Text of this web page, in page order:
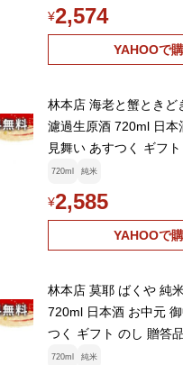
¥2,574
YAHOOで
林本店 海老と蟹ときど
濾過生原酒 720ml 日本
見舞い あすつく ギフ
お酒
720ml 純米
¥2,585
YAHOOで
林本店 莫耶 ばくや 純
720ml 日本酒 お中元
つく ギフト のし 贈答
720ml 純米